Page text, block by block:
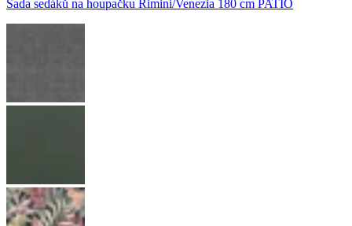
Sada sedáků na houpačku Rimini/Venezia 180 cm PATIO